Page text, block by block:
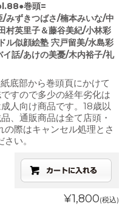
巻頭=
/みずきつばさ/楠本みいな/中
村英里子＆藤谷美紀/小林彩
ル似顔絵塾 宍戸留美/水島彩
話/あけの美憂/木内裕子/礼
底部から巻頭頁にかけて
すので多少の経年劣化は
人向け商品です。18歳以
、通販商品は全て店頭・
際はキャンセル処理とさ
い。
¥1,800(税込)